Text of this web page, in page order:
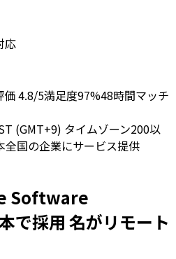
応
価 4.8/5満足度97%48時間マッチ
(GMT+9) タイムゾーン200以
全国の企業にサービス提供
Software
で採用 名がリモート